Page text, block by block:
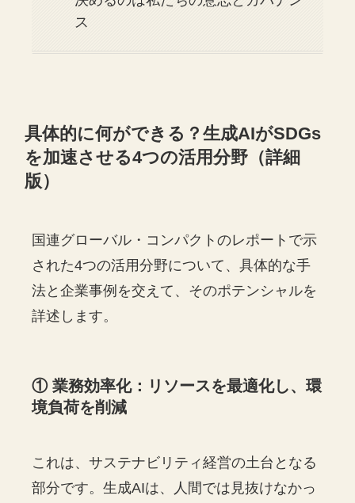
ス
具体的に何ができる？生成AIがSDGs
を加速させる4つの活用分野（詳細
版）
国連グローバル・コンパクトのレポートで示
された4つの活用分野について、具体的な手
法と企業事例を交えて、そのポテンシャルを
詳述します。
① 業務効率化：リソースを最適化し、環
境負荷を削減
これは、サステナビリティ経営の土台となる
部分です。生成AIは、人間では見抜けなかっ